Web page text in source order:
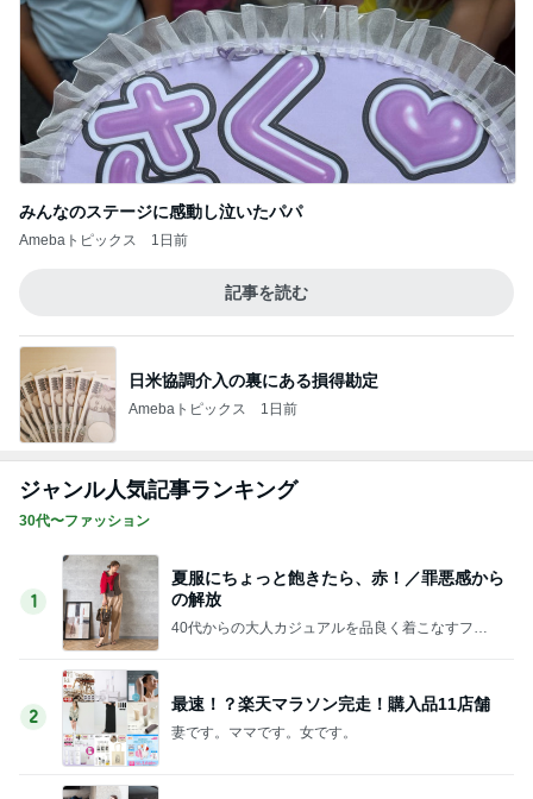
みんなのステージに感動し泣いたパパ
Amebaトピックス 1日前
記事を読む
日米協調介入の裏にある損得勘定
Amebaトピックス 1日前
ジャンル人気記事ランキング
30代〜ファッション
1
夏服にちょっと飽きたら、赤！／罪悪感から
の解放
40代からの大人カジュアルを品良く着こなすファ
2
最速！？楽天マラソン完走！購入品11店舗
妻です。ママです。女です。